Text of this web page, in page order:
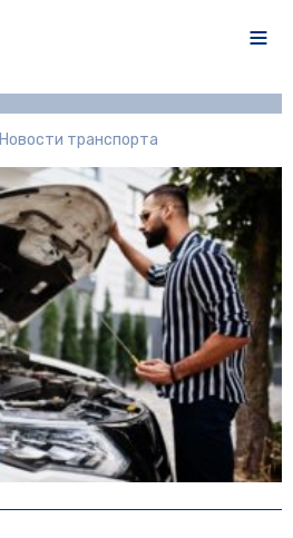
Новости транспорта